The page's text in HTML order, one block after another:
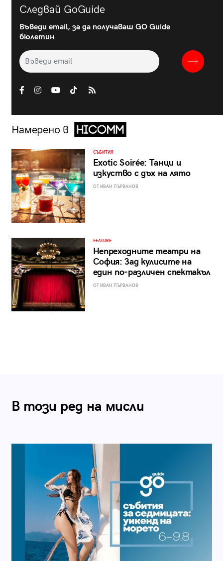
Следвай GoGuide
Въведи email, за да получаваш GO Guide
бюлетин
Намерено в
СЪБИТИЯ
Exotic Soirée: Танци и
изкуство с дъх на лято
ОТ ИВАН ПЪРВАНОВ
FEATURE
Непреходните театри на
София: Зад кулисите на
един по-различен спектакъл
ОТ ИВАН ПЪРВАНОВ
В този ред на мисли